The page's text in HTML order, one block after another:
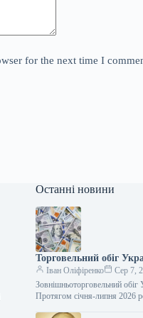
for the next time I
Останні новини
Торговельний обіг
Іван Оліфіренко
Сер 7,
Зовнішньоторговельний
Протягом січня-липня 2026